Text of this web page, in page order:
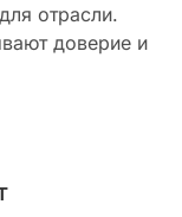
отрасли.
доверие и